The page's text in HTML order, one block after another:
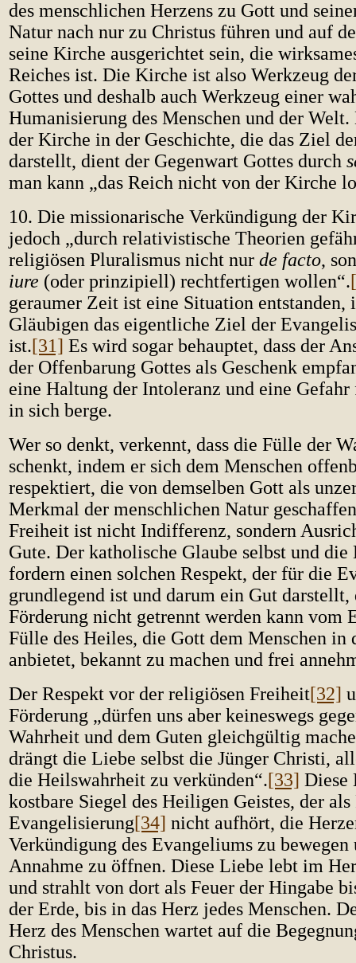
des menschlichen Herzens zu Gott und
Natur nach nur zu Christus führen und auf
seine Kirche ausgerichtet sein, die
Reiches ist. Die Kirche ist also Werkzeug
Gottes und deshalb auch Werkzeug einer
Humanisierung des Menschen und der
der Kirche in der Geschichte, die das Ziel
darstellt, dient der Gegenwart Gottes durch
man kann „das Reich nicht von der Kirche
10. Die missionarische Verkündigung der
jedoch „durch relativistische Theorien
religiösen Pluralismus nicht nur de facto,
iure (oder prinzipiell) rechtfertigen wollen“.
geraumer Zeit ist eine Situation entstanden,
Gläubigen das eigentliche Ziel der
ist.[31] Es wird sogar behauptet, dass der
der Offenbarung Gottes als Geschenk
eine Haltung der Intoleranz und eine Gefahr
in sich berge.
Wer so denkt, verkennt, dass die Fülle der
schenkt, indem er sich dem Menschen
respektiert, die von demselben Gott als
Merkmal der menschlichen Natur
Freiheit ist nicht Indifferenz, sondern
Gute. Der katholische Glaube selbst und
fordern einen solchen Respekt, der für die
grundlegend ist und darum ein Gut darstellt,
Förderung nicht getrennt werden kann vom
Fülle des Heiles, die Gott dem Menschen in
anbietet, bekannt zu machen und frei
Der Respekt vor der religiösen Freiheit[32]
Förderung „dürfen uns aber keineswegs
Wahrheit und dem Guten gleichgültig
drängt die Liebe selbst die Jünger Christi,
die Heilswahrheit zu verkünden“.[33] Diese
kostbare Siegel des Heiligen Geistes, der
Evangelisierung[34] nicht aufhört, die
Verkündigung des Evangeliums zu bewegen
Annahme zu öffnen. Diese Liebe lebt im
und strahlt von dort als Feuer der Hingabe
der Erde, bis in das Herz jedes Menschen.
Herz des Menschen wartet auf die
Christus.